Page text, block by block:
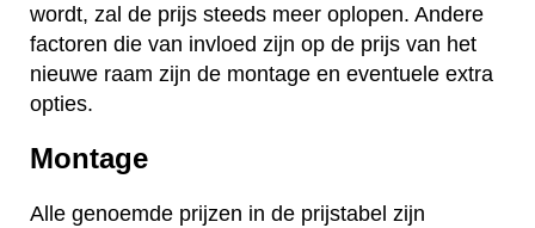
wordt, zal de prijs steeds meer oplopen. Andere
factoren die van invloed zijn op de prijs van het
nieuwe raam zijn de montage en eventuele extra
opties.
Montage
Alle genoemde prijzen in de prijstabel zijn